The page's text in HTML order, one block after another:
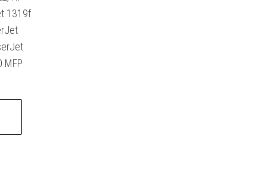
1319f
MFP